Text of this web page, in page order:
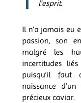
l’esprit.
Il n’a jamais eu
passion, son
malgré les
incertitudes
puisqu’il faut
naissance
précieux caviar.